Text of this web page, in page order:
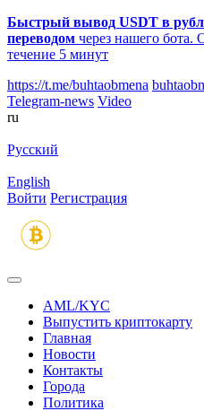
Быстрый вывод USDT в
переводом через нашего бота.
течение 5 минут
https://t.me/buhtaobmena
Telegram-news Video
ru
Русский
English
Войти Регистрация
AML/KYC
Выпустить криптокарту
Главная
Новости
Контакты
Города
Политика